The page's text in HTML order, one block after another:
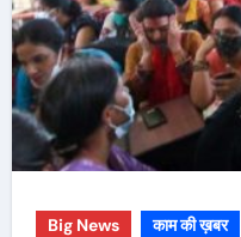
Big News काम की ख़बर